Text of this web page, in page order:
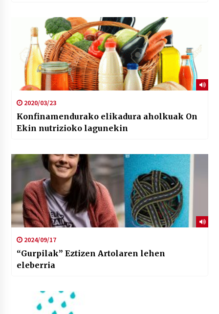
2020/03/23
Konfinamendurako elikadura aholkuak On
Ekin nutrizioko lagunekin
2024/09/17
“Gurpilak” Eztizen Artolaren lehen
eleberria